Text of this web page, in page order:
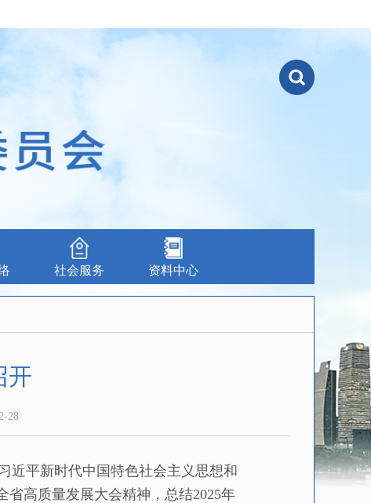
社会服务 资料中心
开
28
平新时代中国特色社会主义思想和
高质量发展大会精神，总结2025年